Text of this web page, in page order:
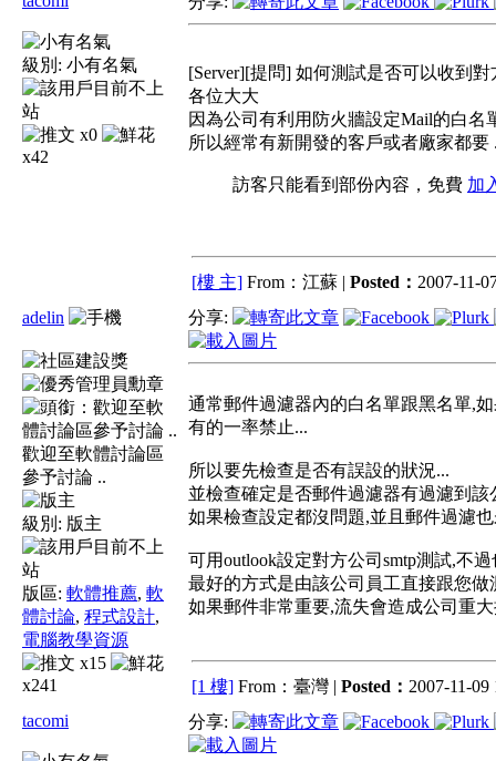
級別: 小有名氣
x0
x42
[Server][提問] 如何測試是否可以收到對
各位大大
因為公司有利用防火牆設定Mail的白名
所以經常有新開發的客戶或者廠家都要
訪客只能看到部份內容，免費 加
[樓 主] From：江蘇 | Posted： 2007-11-
adelin
歡迎至軟體討論區
參予討論 ..
級別: 版主
版區: 軟體推薦, 軟
體討論, 程式設計,
電腦教學資源
x15
x241
分享:
通常郵件過濾器內的白名單跟黑名單,
有的一率禁止...
所以要先檢查是否有誤設的狀況...
並檢查確定是否郵件過濾器有過濾到該
如果檢查設定都沒問題,並且郵件過濾也
可用outlook設定對方公司smtp測試,不
最好的方式是由該公司員工直接跟您做
如果郵件非常重要,流失會造成公司重
[1 樓] From：臺灣 | Posted： 2007-11-09
tacomi
分享: